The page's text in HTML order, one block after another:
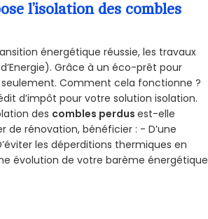
l’isolation des combles
énergétique réussie, les travaux
Grâce à un éco-prêt pour
seulement. Comment cela fonctionne ?
d’impôt pour votre solution isolation.
des combles perdusest-elle
de rénovation, bénéficier : - D’une
les déperditions thermiques en
évolution de votre barème énergétique